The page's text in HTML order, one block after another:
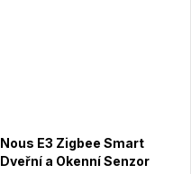
Nous E3 Zigbee Smart
Dveřní a Okenní Senzor